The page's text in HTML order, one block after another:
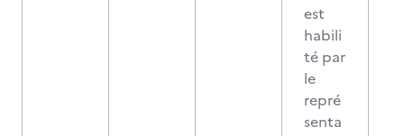
est
habili
té par
le
repré
senta